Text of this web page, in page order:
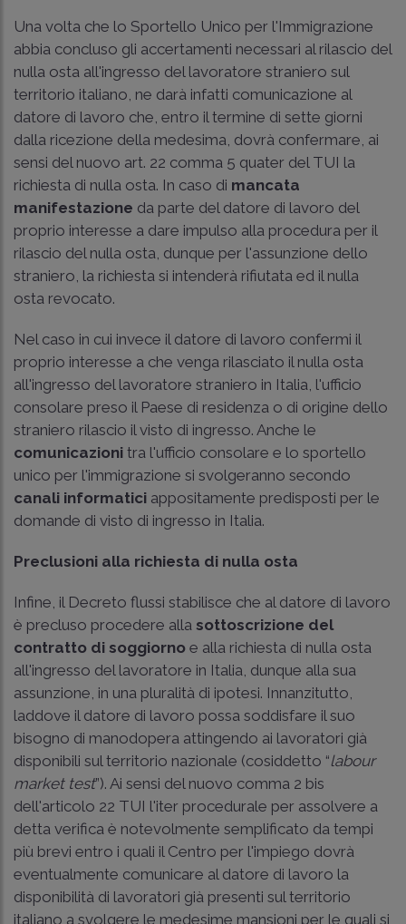
Una volta che lo Sportello Unico per l'Immigrazione
abbia concluso gli accertamenti necessari al rilascio del
nulla osta all'ingresso del lavoratore straniero sul
territorio italiano, ne darà infatti comunicazione al
datore di lavoro che, entro il termine di sette giorni
dalla ricezione della medesima, dovrà confermare, ai
sensi del nuovo art. 22 comma 5 quater del TUI la
richiesta di nulla osta. In caso di mancata
manifestazione da parte del datore di lavoro del
proprio interesse a dare impulso alla procedura per il
rilascio del nulla osta, dunque per l'assunzione dello
straniero, la richiesta si intenderà rifiutata ed il nulla
osta revocato.
Nel caso in cui invece il datore di lavoro confermi il
proprio interesse a che venga rilasciato il nulla osta
all'ingresso del lavoratore straniero in Italia, l'ufficio
consolare preso il Paese di residenza o di origine dello
straniero rilascio il visto di ingresso. Anche le
comunicazioni tra l'ufficio consolare e lo sportello
unico per l'immigrazione si svolgeranno secondo
canali informatici appositamente predisposti per le
domande di visto di ingresso in Italia.
Preclusioni alla richiesta di nulla osta
Infine, il Decreto flussi stabilisce che al datore di lavoro
è precluso procedere alla sottoscrizione del
contratto di soggiorno e alla richiesta di nulla osta
all'ingresso del lavoratore in Italia, dunque alla sua
assunzione, in una pluralità di ipotesi. Innanzitutto,
laddove il datore di lavoro possa soddisfare il suo
bisogno di manodopera attingendo ai lavoratori già
disponibili sul territorio nazionale (cosiddetto “labour
market test”). Ai sensi del nuovo comma 2 bis
dell'articolo 22 TUI l'iter procedurale per assolvere a
detta verifica è notevolmente semplificato da tempi
più brevi entro i quali il Centro per l'impiego dovrà
eventualmente comunicare al datore di lavoro la
disponibilità di lavoratori già presenti sul territorio
italiano a svolgere le medesime mansioni per le quali si